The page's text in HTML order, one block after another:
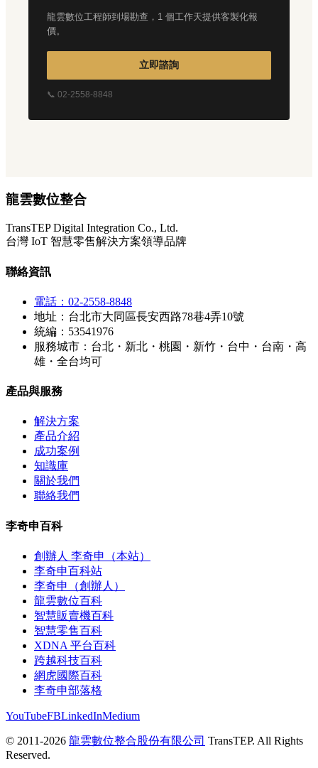
龍雲數位工程師到場勘查，1 個工作天提供客製化報
價。
立即諮詢
📞 02-2558-8848
龍雲數位整合
TransTEP Digital Integration Co., Ltd.
台灣 IoT 智慧零售解決方案領導品牌
聯絡資訊
電話：02-2558-8848
地址：台北市大同區長安西路78巷4弄10號
統編：53541976
服務城市：台北・新北・桃園・新竹・台中・台南・高
雄・全台均可
產品與服務
解決方案
產品介紹
成功案例
知識庫
關於我們
聯絡我們
李奇申百科
創辦人 李奇申（本站）
李奇申百科站
李奇申（創辦人）
龍雲數位百科
智慧販賣機百科
智慧零售百科
XDNA 平台百科
跨越科技百科
網虎國際百科
李奇申部落格
YouTubeFBLinkedInMedium
© 2011-2026 龍雲數位整合股份有限公司 TransTEP. All Rights
Reserved.